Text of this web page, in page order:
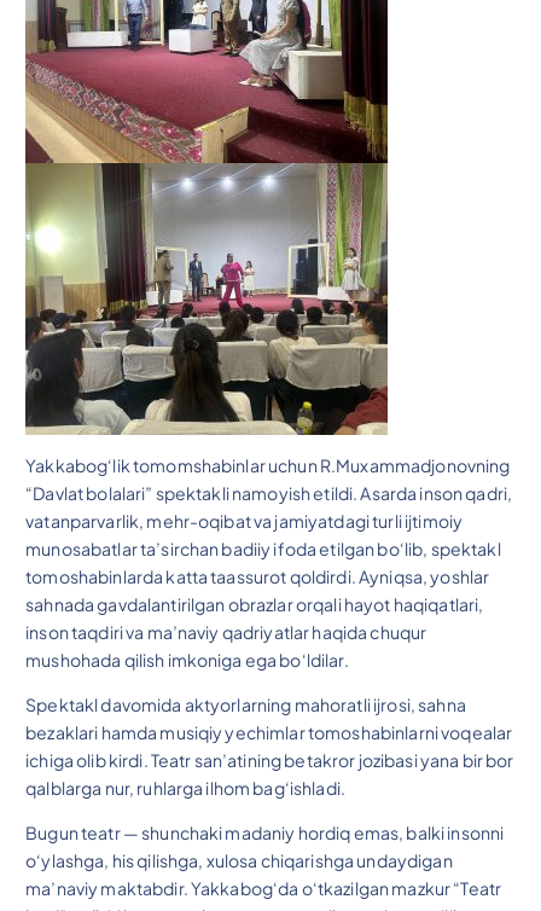
Yakkabog‘lik tomomshabinlar uchun R.Muxammadjonovning
“Davlat bolalari” spektakli namoyish etildi. Asarda inson qadri,
vatanparvarlik, mehr-oqibat va jamiyatdagi turli ijtimoiy
munosabatlar ta’sirchan badiiy ifoda etilgan bo‘lib, spektakl
tomoshabinlarda katta taassurot qoldirdi. Ayniqsa, yoshlar
sahnada gavdalantirilgan obrazlar orqali hayot haqiqatlari,
inson taqdiri va ma’naviy qadriyatlar haqida chuqur
mushohada qilish imkoniga ega bo‘ldilar.
Spektakl davomida aktyorlarning mahoratli ijrosi, sahna
bezaklari hamda musiqiy yechimlar tomoshabinlarni voqealar
ichiga olib kirdi. Teatr san’atining betakror jozibasi yana bir bor
qalblarga nur, ruhlarga ilhom bag‘ishladi.
Bugun teatr — shunchaki madaniy hordiq emas, balki insonni
o‘ylashga, his qilishga, xulosa chiqarishga undaydigan
ma’naviy maktabdir. Yakkabog‘da o‘tkazilgan mazkur “Teatr